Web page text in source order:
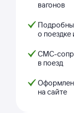
вагонов
о поездке
СМС-
в поезд
на сайте